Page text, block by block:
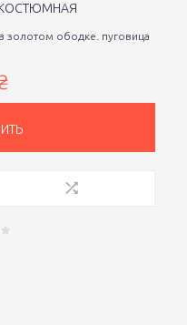
КОСТЮМНАЯ
золотом ободке. пуговица